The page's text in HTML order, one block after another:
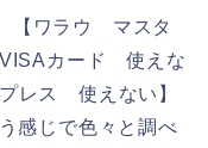
【ワラウ マスタ
カード 使えな
レス 使えない】
感じで色々と調べ